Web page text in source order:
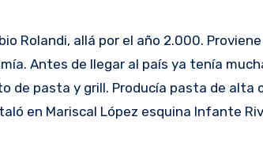
Rolandi, allá por el año 2.000.
Antes de llegar al país ya tenía
de pasta y grill. Producía pasta de alta
en Mariscal López esquina Infante